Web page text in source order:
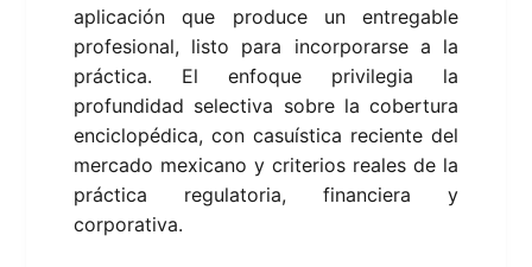
aplicación que produce un entregable
profesional, listo para incorporarse a la
práctica. El enfoque privilegia la
profundidad selectiva sobre la cobertura
enciclopédica, con casuística reciente del
mercado mexicano y criterios reales de la
práctica regulatoria, financiera y
corporativa.